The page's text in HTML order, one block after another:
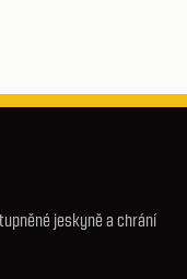
jeskyně a chrání